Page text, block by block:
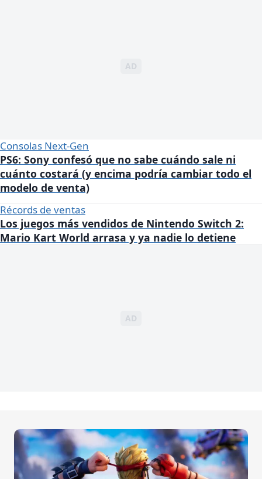
Consolas Next-Gen
PS6: Sony confesó que no sabe cuándo sale ni
cuánto costará (y encima podría cambiar todo el
modelo de venta)
Récords de ventas
Los juegos más vendidos de Nintendo Switch 2:
Mario Kart World arrasa y ya nadie lo detiene